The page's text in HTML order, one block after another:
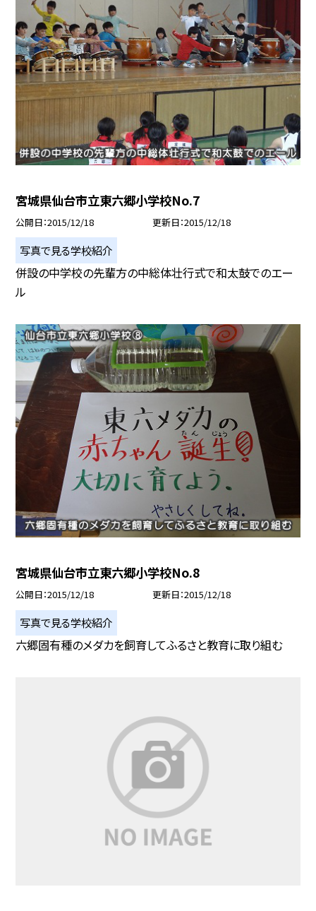
宮城県仙台市立東六郷小学校No.7
公開日 2015/12/18 更新日 2015/12/18
写真で見る学校紹介
併設の中学校の先輩方の中総体壮行式で和太鼓でのエー
ル
宮城県仙台市立東六郷小学校No.8
公開日 2015/12/18 更新日 2015/12/18
写真で見る学校紹介
六郷固有種のメダカを飼育してふるさと教育に取り組む